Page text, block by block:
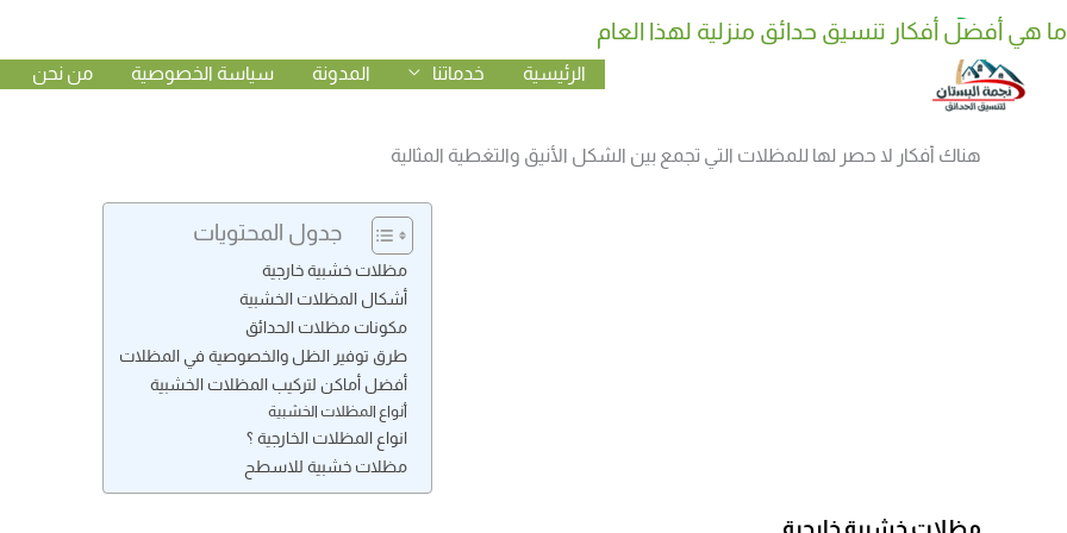
إلى
المحتوى
الرئيسية خدماتنا المدونة سياسة الخصوصية من نحن
هناك أفكار لا حصر لها للمظلات التي تجمع بين الشكل الأنيق والتغطية المثالية
جدول المحتويات
مظلات خشبية خارجية
أشكال المظلات الخشبية
مكونات مظلات الحدائق
طرق توفير الظل والخصوصية في المظلات
أفضل أماكن لتركيب المظلات الخشبية
أنواع المظلات الخشبية
انواع المظلات الخارجية ؟
مظلات خشبية للاسطح
مظلات خشبية خارجية
كيف تختار نوع نوافير وشلالات منزلية مناسب لحديقتك
ما هي أفضل أفكار تنسيق حدائق منزلية لهذا العام